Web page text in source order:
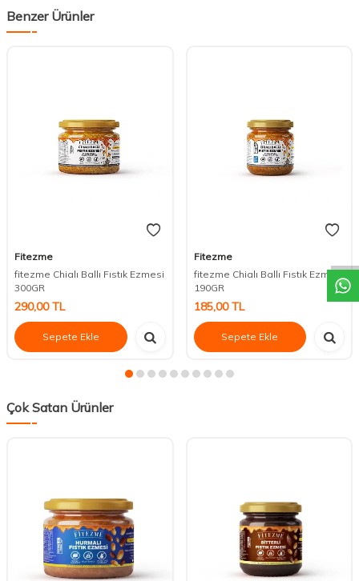
DESTEK
Benzer Ürünler
Fitezme
fitezme Chialı Ballı Fıstık Ezmesi
300GR
290,00TL
Sepete Ekle
Fitezme
fitezme Chialı Ballı Fıstık Ezmesi
190GR
185,00TL
Sepete Ekle
Çok Satan Ürünler